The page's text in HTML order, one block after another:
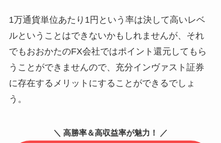
1万通貨単位あたり1円という率は決して高いレベ
ルということはできないかもしれませんが、それ
でもおおかたのFX会社ではポイント還元してもら
うことができませんので、充分インヴァスト証券
に存在するメリットにすることができるでしょ
う。
＼ 高勝率＆高収益率が魅力！ ／